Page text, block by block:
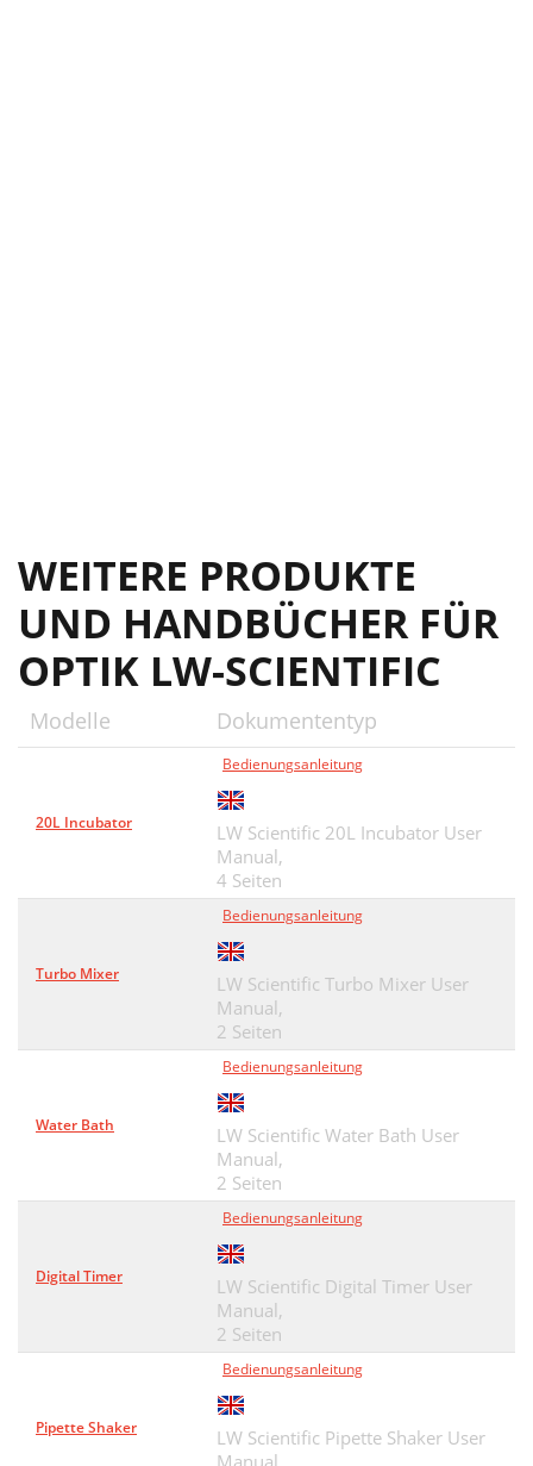
WEITERE PRODUKTE
UND HANDBÜCHER FÜR
OPTIK LW-SCIENTIFIC
Modelle Dokumententyp
20L Incubator
Bedienungsanleitung
LW Scientific 20L Incubator User
Manual,
4 Seiten
Turbo Mixer
Bedienungsanleitung
LW Scientific Turbo Mixer User
Manual,
2 Seiten
Water Bath
Bedienungsanleitung
LW Scientific Water Bath User
Manual,
2 Seiten
Digital Timer
Bedienungsanleitung
LW Scientific Digital Timer User
Manual,
2 Seiten
Pipette Shaker
Bedienungsanleitung
LW Scientific Pipette Shaker User
Manual,